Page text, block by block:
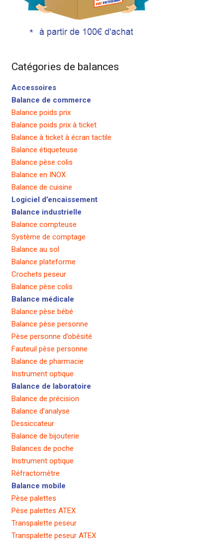
Catégories de balances
Accessoires
Balance de commerce
Balance poids prix
Balance poids prix à ticket
Balance à ticket à écran tactile
Balance étiqueteuse
Balance pèse colis
Balance en INOX
Balance de cuisine
Logiciel d’encaissement
Balance industrielle
Balance compteuse
Système de comptage
Balance au sol
Balance plateforme
Crochets peseur
Balance pèse colis
Balance médicale
Balance pèse bébé
Balance pèse personne
Pèse personne d’obésité
Fauteuil pèse personne
Balance de pharmacie
Instrument optique
Balance de laboratoire
Balance de précision
Balance d’analyse
Dessiccateur
Balance de bijouterie
Balances de poche
Instrument optique
Réfractomètre
Balance mobile
Pèse palettes
Pèse palettes ATEX
Transpalette peseur
Transpalette peseur ATEX